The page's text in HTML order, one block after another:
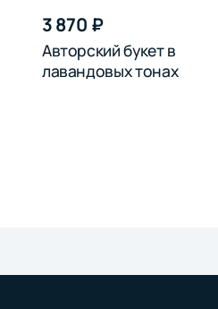
3 870 ₽
Авторский букет в
лавандовых тонах